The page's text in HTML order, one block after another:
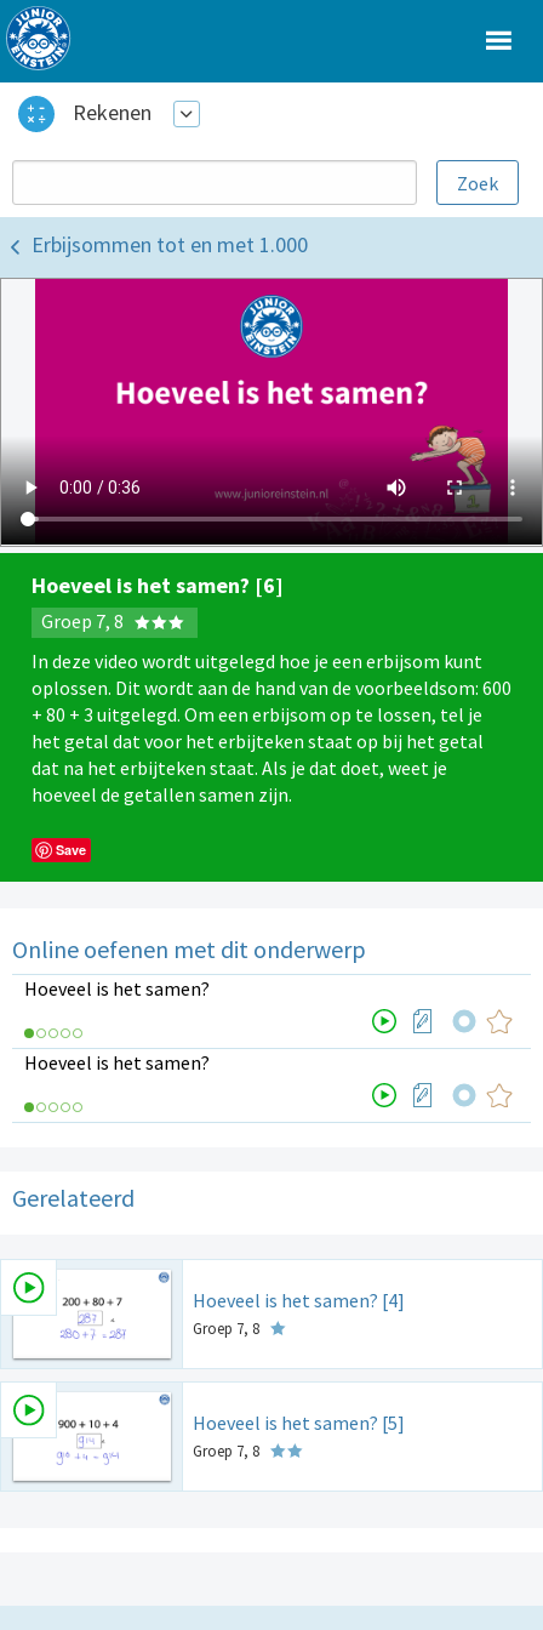
Rekenen
Erbijsommen tot en met 1.000
Hoeveel is het samen? [6]
Groep 7, 8
In deze video wordt uitgelegd hoe je een erbijsom kunt
oplossen. Dit wordt aan de hand van de voorbeeldsom: 600
+ 80 + 3 uitgelegd. Om een erbijsom op te lossen, tel je
het getal dat voor het erbijteken staat op bij het getal
dat na het erbijteken staat. Als je dat doet, weet je
hoeveel de getallen samen zijn.
Save
Online oefenen met dit onderwerp
Hoeveel is het samen?
Hoeveel is het samen?
Gerelateerd
Hoeveel is het samen? [4]
Groep 7, 8
Hoeveel is het samen? [5]
Groep 7, 8